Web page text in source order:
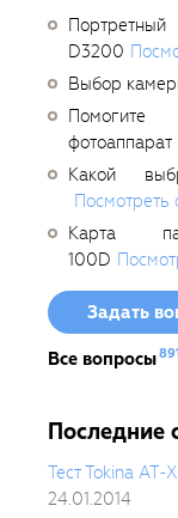
D3200
Выбор
фотоаппарат
Какой
Посмотреть
Карта
100D
Задать
Все вопросы
Последние
Тест Tokina
24.01.2014